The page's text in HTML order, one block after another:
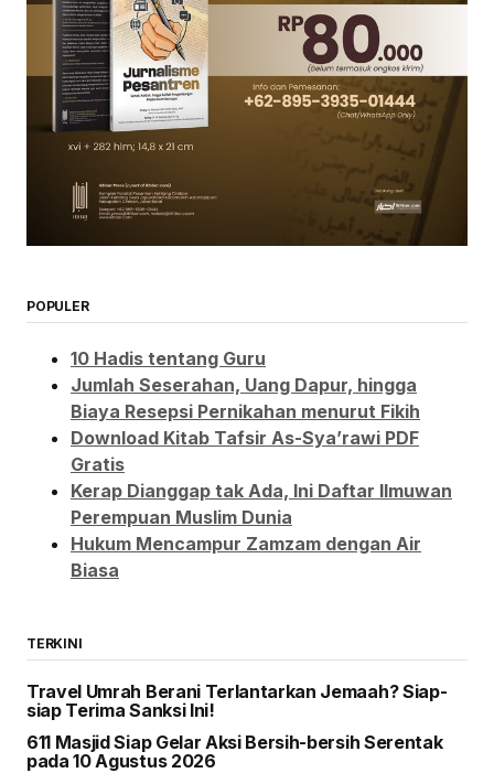
POPULER
10 Hadis tentang Guru
Jumlah Seserahan, Uang Dapur, hingga
Biaya Resepsi Pernikahan menurut Fikih
Download Kitab Tafsir As-Sya’rawi PDF
Gratis
Kerap Dianggap tak Ada, Ini Daftar Ilmuwan
Perempuan Muslim Dunia
Hukum Mencampur Zamzam dengan Air
Biasa
TERKINI
Travel Umrah Berani Terlantarkan Jemaah? Siap-
siap Terima Sanksi Ini!
611 Masjid Siap Gelar Aksi Bersih-bersih Serentak
pada 10 Agustus 2026